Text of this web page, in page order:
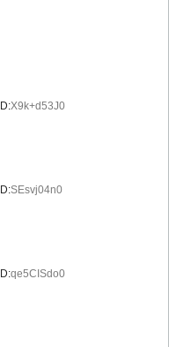
ID:X9k+d53J0
ID:SEsvj04n0
ID:qe5CISdo0